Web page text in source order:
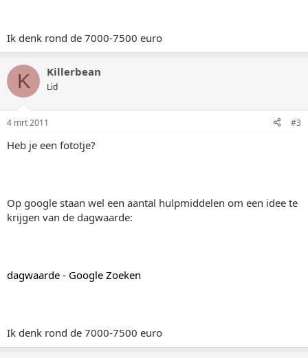
Ik denk rond de 7000-7500 euro
K Killerbean
Lid
4 mrt 2011 #3
Heb je een fototje?
Op google staan wel een aantal hulpmiddelen om een idee te
krijgen van de dagwaarde:
dagwaarde - Google Zoeken
Ik denk rond de 7000-7500 euro